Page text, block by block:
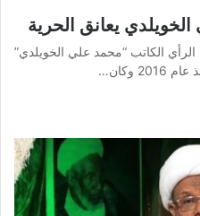
يعانق الحرية
الكاتب “محمد علي الخويلدي”
وكان…